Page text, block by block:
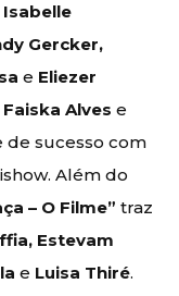
Gercker,
e Eliezer
Alves e
de sucesso com
Além do
– O Filme” traz
Estevam
e Luisa Thiré.